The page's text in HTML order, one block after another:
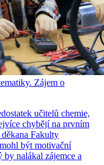
Zájem o
učitelů chemie,
chybějí na prvním
Fakulty
být motivační
nalákal zájemce a